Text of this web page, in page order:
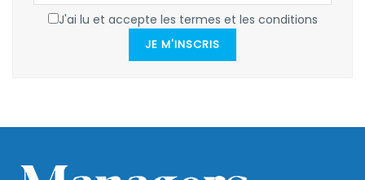
J'ai lu et accepte les termes et les conditions
JE M'INSCRIS